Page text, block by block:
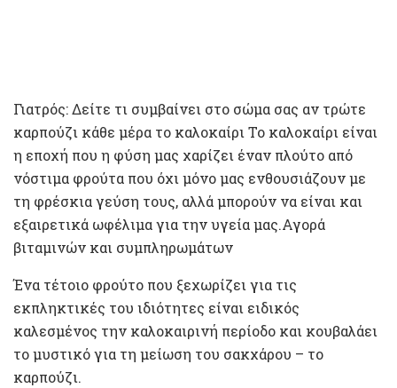
Γιατρός: Δείτε τι συμβαίνει στο σώμα σας αν τρώτε
καρπούζι κάθε μέρα το καλοκαίρι Το καλοκαίρι είναι
η εποχή που η φύση μας χαρίζει έναν πλούτο από
νόστιμα φρούτα που όχι μόνο μας ενθουσιάζουν με
τη φρέσκια γεύση τους, αλλά μπορούν να είναι και
εξαιρετικά ωφέλιμα για την υγεία μας.Αγορά
βιταμινών και συμπληρωμάτων
Ένα τέτοιο φρούτο που ξεχωρίζει για τις
εκπληκτικές του ιδιότητες είναι ειδικός
καλεσμένος την καλοκαιρινή περίοδο και κουβαλάει
το μυστικό για τη μείωση του σακχάρου – το
καρπούζι.